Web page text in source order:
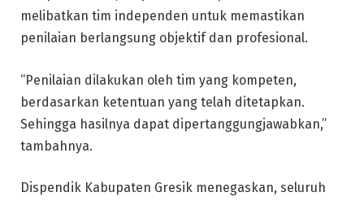
melibatkan tim independen untuk memastikan
penilaian berlangsung objektif dan profesional.
“Penilaian dilakukan oleh tim yang kompeten,
berdasarkan ketentuan yang telah ditetapkan.
Sehingga hasilnya dapat dipertanggungjawabkan,”
tambahnya.
Dispendik Kabupaten Gresik menegaskan, seluruh